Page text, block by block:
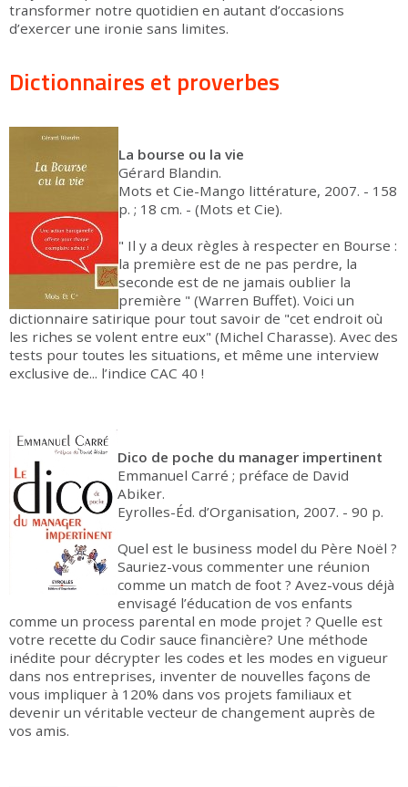
transformer notre quotidien en autant d’occasions
d’exercer une ironie sans limites.
Dictionnaires et proverbes
La bourse ou la vie
Gérard Blandin.
Mots et Cie-Mango littérature, 2007. - 158
p. ; 18 cm. - (Mots et Cie).
" Il y a deux règles à respecter en Bourse :
la première est de ne pas perdre, la
seconde est de ne jamais oublier la
première " (Warren Buffet). Voici un
dictionnaire satirique pour tout savoir de "cet endroit où
les riches se volent entre eux" (Michel Charasse). Avec des
tests pour toutes les situations, et même une interview
exclusive de... l’indice CAC 40 !
Dico de poche du manager impertinent
Emmanuel Carré ; préface de David
Abiker.
Eyrolles-Éd. d’Organisation, 2007. - 90 p.
Quel est le business model du Père Noël ?
Sauriez-vous commenter une réunion
comme un match de foot ? Avez-vous déjà
envisagé l’éducation de vos enfants
comme un process parental en mode projet ? Quelle est
votre recette du Codir sauce financière? Une méthode
inédite pour décrypter les codes et les modes en vigueur
dans nos entreprises, inventer de nouvelles façons de
vous impliquer à 120% dans vos projets familiaux et
devenir un véritable vecteur de changement auprès de
vos amis.